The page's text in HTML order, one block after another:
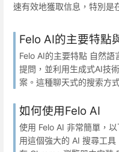
速有效地獲取信息，特別是
Felo AI的主要特點
Felo AI的主要特點 自然
提問，並利用生成式AI技
案。這種聊天式的搜索方
如何使用Felo AI
使用 Felo AI 非常簡單，
用這個強大的 AI 搜尋工